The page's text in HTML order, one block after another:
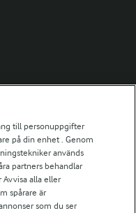
till personuppgifter
på din enhet . Genom
används
partners behandlar
Avvisa alla eller
spårare är
som du ser